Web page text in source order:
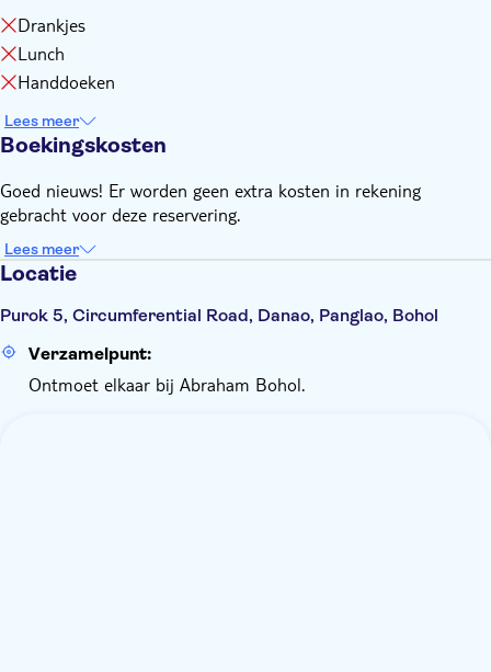
Drankjes
Lunch
Handdoeken
Lees meer
Boekingskosten
Goed nieuws! Er worden geen extra kosten in rekening
gebracht voor deze reservering.
Lees meer
Locatie
Purok 5, Circumferential Road, Danao, Panglao, Bohol
Verzamelpunt:
Ontmoet elkaar bij Abraham Bohol.